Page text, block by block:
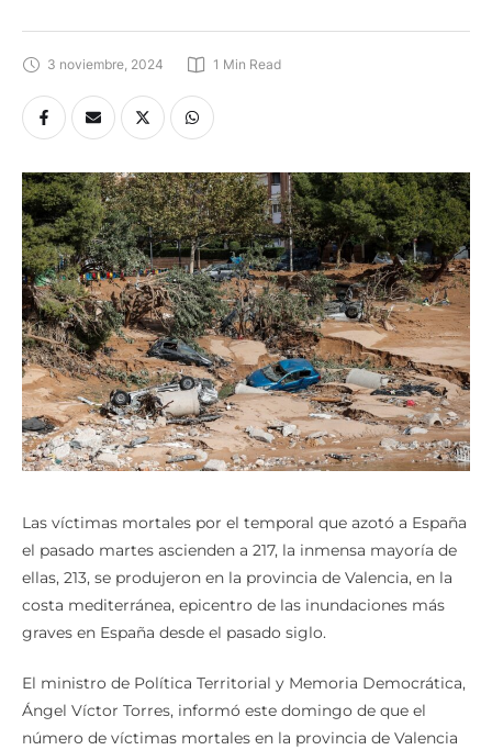
3 noviembre, 2024 1 Min Read
Las víctimas mortales por el temporal que azotó a España
el pasado martes ascienden a 217, la inmensa mayoría de
ellas, 213, se produjeron en la provincia de Valencia, en la
costa mediterránea, epicentro de las inundaciones más
graves en España desde el pasado siglo.
El ministro de Política Territorial y Memoria Democrática,
Ángel Víctor Torres, informó este domingo de que el
número de víctimas mortales en la provincia de Valencia